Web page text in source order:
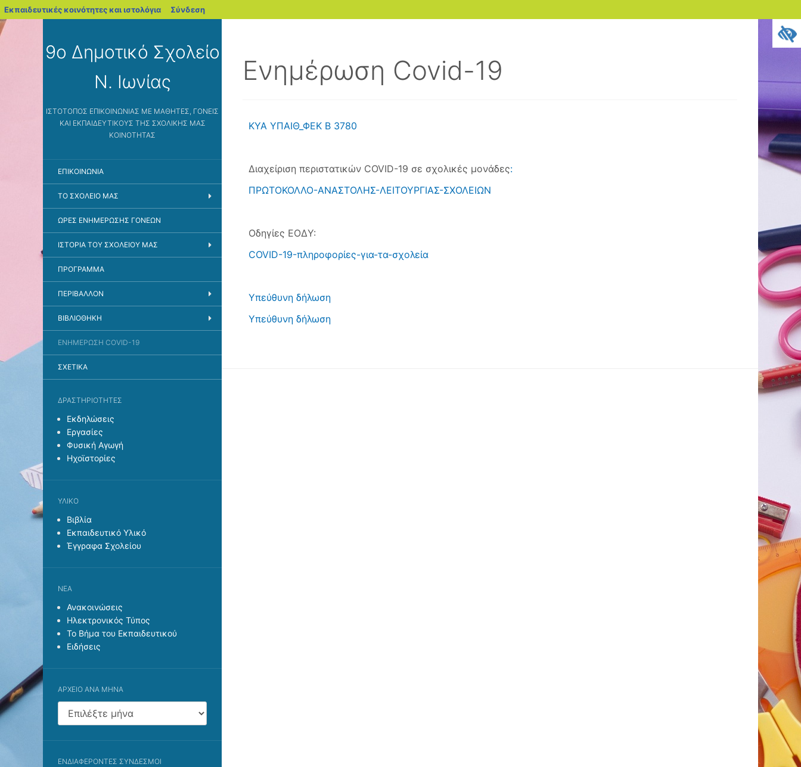
Εκπαιδευτικές κοινότητες και ιστολόγια blogs.sch.gr
Σύνδεση
9ο Δημοτικό Σχολείο
Ν. Ιωνίας
ΙΣΤΌΤΟΠΟΣ ΕΠΙΚΟΙΝΩΝΊΑΣ ΜΕ ΜΑΘΗΤΈΣ, ΓΟΝΕΊΣ
ΚΑΙ ΕΚΠΑΙΔΕΥΤΙΚΟΎΣ ΤΗΣ ΣΧΟΛΙΚΉΣ ΜΑΣ
ΚΟΙΝΌΤΗΤΑΣ
ΕΠΙΚΟΙΝΩΝΙΑ
ΤΟ ΣΧΟΛΕΙΟ ΜΑΣ
ΩΡΕΣ ΕΝΗΜΕΡΩΣΗΣ ΓΟΝΕΩΝ
ΙΣΤΟΡΙΑ ΤΟΥ ΣΧΟΛΕΙΟΥ ΜΑΣ
ΠΡΟΓΡΑΜΜΑ
ΠΕΡΙΒΑΛΛΟΝ
ΒΙΒΛΙΟΘΉΚΗ
ΕΝΗΜΈΡΩΣΗ COVID-19
ΣΧΕΤΙΚΆ
ΔΡΑΣΤΗΡΙΌΤΗΤΕΣ
Εκδηλώσεις
Εργασίες
Φυσική Αγωγή
Ηχοϊστορίες
ΥΛΙΚΌ
Βιβλία
Εκπαιδευτικό Υλικό
Έγγραφα Σχολείου
ΝΈΑ
Ανακοινώσεις
Ηλεκτρονικός Τύπος
Το Βήμα του Εκπαιδευτικού
Ειδήσεις
ΑΡΧΕΊΟ ΑΝΆ ΜΉΝΑ
ανά
ΕΝΔΙΑΦΈΡΟΝΤΕΣ ΣΎΝΔΕΣΜΟΙ
Ενημέρωση Covid-19
ΚΥΑ ΥΠΑΙΘ_ΦΕΚ Β 3780
Διαχείριση περιστατικών COVID-19 σε σχολικές μονάδες:
ΠΡΩΤΟΚΟΛΛΟ-ΑΝΑΣΤΟΛΗΣ-ΛΕΙΤΟΥΡΓΙΑΣ-ΣΧΟΛΕΙΩΝ
Οδηγίες ΕΟΔΥ:
COVID-19-πληροφορίες-για-τα-σχολεία
Υπεύθυνη δήλωση
Υπεύθυνη δήλωση